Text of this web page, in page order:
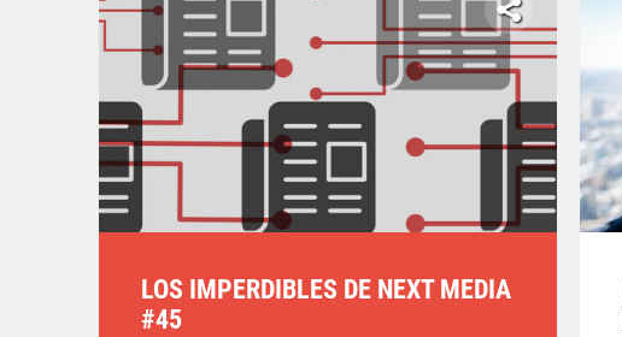
LOS IMPERDIBLES DE NEXT MEDIA
#45